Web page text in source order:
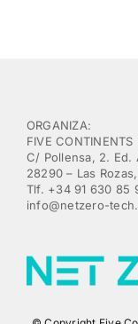
ORGANIZA:
FIVE CONTINENTS
C/ Pollensa, 2. Ed.
28290 – Las
Tlf. +34 91 630 85
info@netzero-